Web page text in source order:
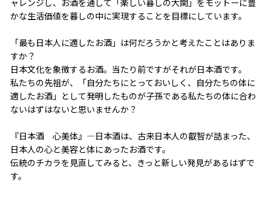
ャレンジし、お酒を通して「楽しい暮しの大関」をモットーに豊
かな生活価値を暮しの中に実現することを目標にしています。
「最も日本人に適したお酒」は何だろうかと考えたことはありま
すか？
日本文化を象徴するお酒。当たり前ですがそれが日本酒です。
私たちの先祖が、「自分たちにとっておいしく、自分たちの体に
適したお酒」として発明したものが子孫である私たちの体に合わ
ないはずはないと思いませんか？
『日本酒 心美体』―日本酒は、古来日本人の叡智が詰まった、
日本人の心と美容と体にあったお酒です。
伝統のチカラを見直してみると、きっと新しい発見があるはずで
す。